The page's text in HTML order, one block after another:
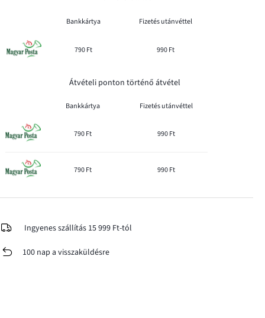
Bankkártya Fizetés utánvéttel
790 Ft 990 Ft
Átvételi ponton történő átvétel
Bankkártya Fizetés utánvéttel
790 Ft 990 Ft
790 Ft 990 Ft
Ingyenes szállítás 15 999 Ft-tól
100 nap a visszaküldésre